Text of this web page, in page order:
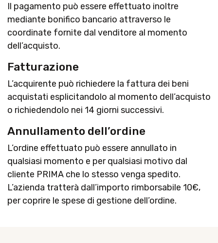
Il pagamento può essere effettuato inoltre
mediante bonifico bancario attraverso le
coordinate fornite dal venditore al momento
dell’acquisto.
Fatturazione
L’acquirente può richiedere la fattura dei beni
acquistati esplicitandolo al momento dell’acquisto
o richiedendolo nei 14 giorni successivi.
Annullamento dell’ordine
L’ordine effettuato può essere annullato in
qualsiasi momento e per qualsiasi motivo dal
cliente PRIMA che lo stesso venga spedito.
L’azienda tratterà dall’importo rimborsabile 10€,
per coprire le spese di gestione dell’ordine.